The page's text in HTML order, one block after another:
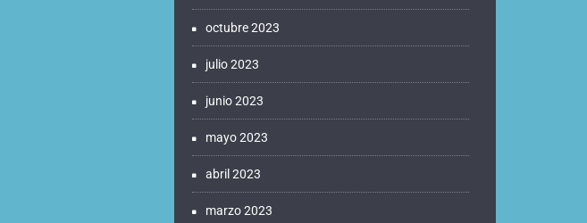
octubre 2023
julio 2023
junio 2023
mayo 2023
abril 2023
marzo 2023